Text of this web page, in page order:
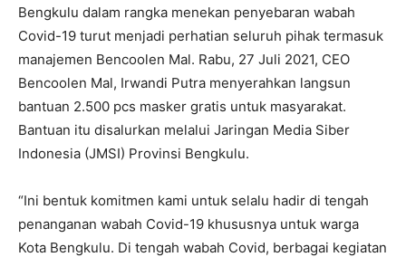
Bengkulu dalam rangka menekan penyebaran wabah
Covid-19 turut menjadi perhatian seluruh pihak termasuk
manajemen Bencoolen Mal. Rabu, 27 Juli 2021, CEO
Bencoolen Mal, Irwandi Putra menyerahkan langsun
bantuan 2.500 pcs masker gratis untuk masyarakat.
Bantuan itu disalurkan melalui Jaringan Media Siber
Indonesia (JMSI) Provinsi Bengkulu.
“Ini bentuk komitmen kami untuk selalu hadir di tengah
penanganan wabah Covid-19 khususnya untuk warga
Kota Bengkulu. Di tengah wabah Covid, berbagai kegiatan